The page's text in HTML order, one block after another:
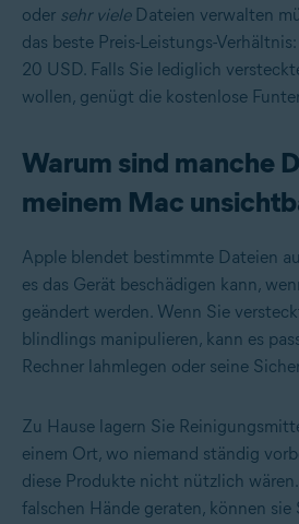
oder sehr vieleDateien verwalten
das beste Preis-Leistungs-
20 USD. Falls Sie lediglich
wollen, genügt die kostenlose
Warum sind manche
meinem Mac
Apple blendet bestimmte Dateien
es das Gerät beschädigen kann,
geändert werden. Wenn Sie
blindlings manipulieren, kann es
Rechner lahmlegen oder seine
Zu Hause lagern Sie
einem Ort, wo niemand ständig
diese Produkte nicht nützlich
falschen Hände geraten, können sie